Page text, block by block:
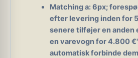
Matching a: 6px;
efter levering inden for
senere tilføjer en anden
en varevogn for 4.800
automatisk forbinde